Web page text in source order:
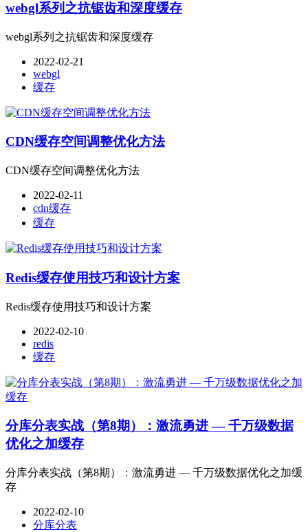
webgl系列之抗锯齿和深度缓存
webgl系列之抗锯齿和深度缓存
2022-02-21
webgl
缓存
CDN缓存空间调整优化方法
CDN缓存空间调整优化方法
2022-02-11
cdn缓存
缓存
Redis缓存使用技巧和设计方案
Redis缓存使用技巧和设计方案
2022-02-10
redis
缓存
分库分表实战（第8期）：激流勇进 — 千万级数据
优化之加缓存
分库分表实战（第8期）：激流勇进 — 千万级数据优化之加缓
存
2022-02-10
分库分表